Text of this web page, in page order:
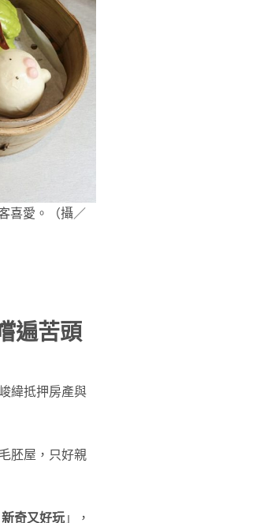
喜愛。（攝／
遍苦頭
緯抵押房產與
胚屋，只好親
奇又好玩」，